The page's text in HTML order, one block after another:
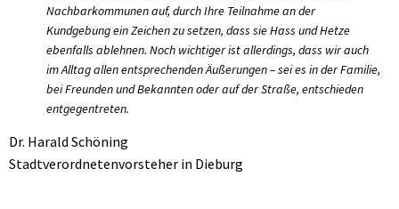
Nachbarkommunen auf, durch Ihre Teilnahme an der
Kundgebung ein Zeichen zu setzen, dass sie Hass und Hetze
ebenfalls ablehnen. Noch wichtiger ist allerdings, dass wir auch
im Alltag allen entsprechenden Äußerungen – sei es in der Familie,
bei Freunden und Bekannten oder auf der Straße, entschieden
entgegentreten.
Dr. Harald Schöning
Stadtverordnetenvorsteher in Dieburg